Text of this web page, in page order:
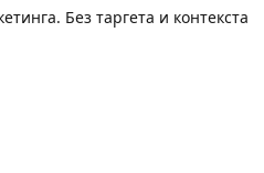
Без таргета и контекста